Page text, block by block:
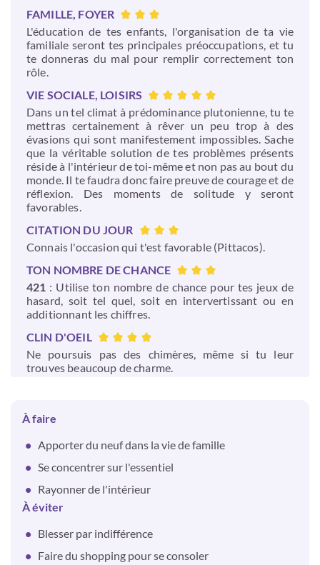
FAMILLE, FOYER
L'éducation de tes enfants, l'organisation de ta vie
familiale seront tes principales préoccupations, et tu
te donneras du mal pour remplir correctement ton
rôle.
VIE SOCIALE, LOISIRS
Dans un tel climat à prédominance plutonienne, tu te
mettras certainement à rêver un peu trop à des
évasions qui sont manifestement impossibles. Sache
que la véritable solution de tes problèmes présents
réside à l'intérieur de toi-même et non pas au bout du
monde. Il te faudra donc faire preuve de courage et de
réflexion. Des moments de solitude y seront
favorables.
CITATION DU JOUR
Connais l'occasion qui t'est favorable (Pittacos).
TON NOMBRE DE CHANCE
421 : Utilise ton nombre de chance pour tes jeux de
hasard, soit tel quel, soit en intervertissant ou en
additionnant les chiffres.
CLIN D'OEIL
Ne poursuis pas des chimères, même si tu leur
trouves beaucoup de charme.
À faire
Apporter du neuf dans la vie de famille
Se concentrer sur l'essentiel
Rayonner de l'intérieur
À éviter
Blesser par indifférence
Faire du shopping pour se consoler